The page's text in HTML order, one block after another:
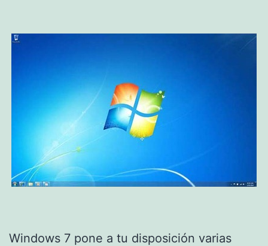
Windows 7 pone a tu disposición varias